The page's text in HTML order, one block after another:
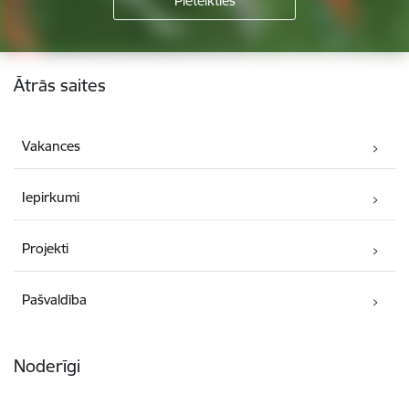
Kājene
Ātrās saites
Vakances
Iepirkumi
Projekti
Pašvaldība
Noderīgi